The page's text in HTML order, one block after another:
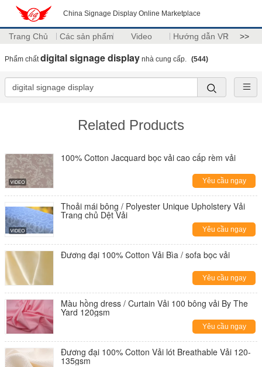
China Signage Display Online Marketplace
Trang Chủ Các sản phẩm Video Hướng dẫn VR >>
Phẩm chấtdigital signage display nhà cung cấp. (544)
Related Products
100% Cotton Jacquard bọc vải cao cấp rèm vải
Yêu cầu ngay
Thoải mái bông / Polyester Unique Upholstery Vải
Trang chủ Dệt Vải
Yêu cầu ngay
Đương đại 100% Cotton Vải Bìa / sofa bọc vải
Yêu cầu ngay
Màu hồng dress / Curtain Vải 100 bông vải By The
Yard 120gsm
Yêu cầu ngay
Đương đại 100% Cotton Vải lót Breathable Vải 120-
135gsm